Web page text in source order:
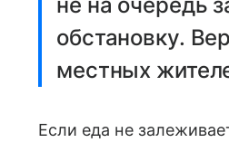
обстановку.
местных
Если еда не